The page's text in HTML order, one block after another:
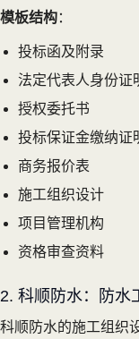
模板结构：
投标函及附录
法定代表人身份证
授权委托书
投标保证金缴纳证
商务报价表
施工组织设计
项目管理机构
资格审查资料
2. 科顺防水：防水
科顺防水的施工组织